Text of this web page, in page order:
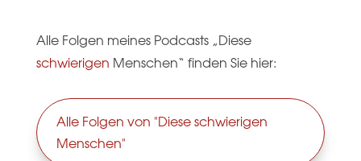
Alle Folgen meines Podcasts „Diese
schwierigen Menschen“ finden Sie hier:
Alle Folgen von "Diese schwierigen
Menschen"